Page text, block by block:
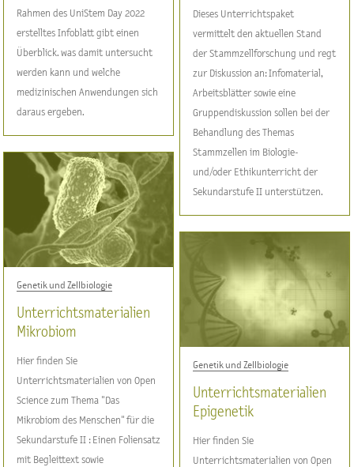
Rahmen des UniStem Day 2022
erstelltes Infoblatt gibt einen
Überblick. was damit untersucht
werden kann und welche
medizinischen Anwendungen sich
daraus ergeben.
Dieses Unterrichtspaket
vermittelt den aktuellen Stand
der Stammzellforschung und regt
zur Diskussion an: Infomaterial,
Arbeitsblätter sowie eine
Gruppendiskussion sollen bei der
Behandlung des Themas
Stammzellen im Biologie-
und/oder Ethikunterricht der
Sekundarstufe II unterstützen.
Genetik und Zellbiologie
Unterrichtsmaterialien
Mikrobiom
Hier finden Sie
Unterrichtsmaterialien von Open
Science zum Thema "Das
Mikrobiom des Menschen" für die
Sekundarstufe II : Einen Foliensatz
mit Begleittext sowie
Genetik und Zellbiologie
Unterrichtsmaterialien
Epigenetik
Hier finden Sie
Unterrichtsmaterialien von Open